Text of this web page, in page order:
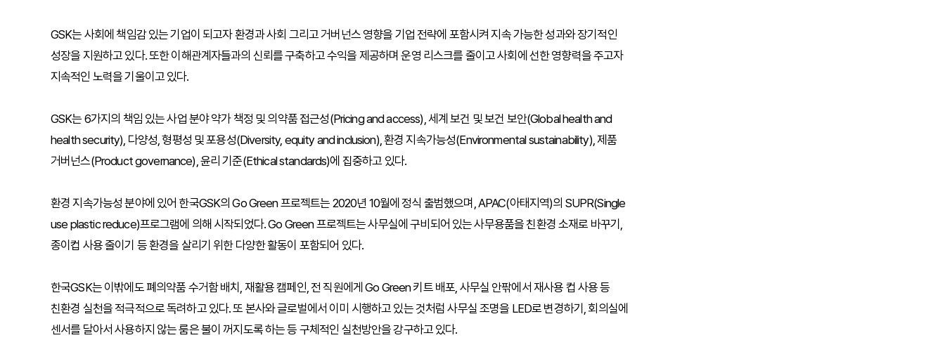
GSK는 사회에 책임감 있는 기업이 되고자 환경과 사회 그리고 거버넌스 영향을 기업 전략에 포함시켜 지속 가능한 성과와 장기적인
성장을 지원하고 있다. 또한 이해관계자들과의 신뢰를 구축하고 수익을 제공하며 운영 리스크를 줄이고 사회에 선한 영향력을 주고자
지속적인 노력을 기울이고 있다.
GSK는 6가지의 책임 있는 사업 분야 약가 책정 및 의약품 접근성(Pricing and access), 세계 보건 및 보건 보안(Global health and
health security), 다양성, 형평성 및 포용성(Diversity, equity and inclusion), 환경 지속가능성(Environmental sustainability), 제품
거버넌스(Product governance), 윤리 기준(Ethical standards)에 집중하고 있다.
환경 지속가능성 분야에 있어 한국GSK의 Go Green 프로젝트는 2020년 10월에 정식 출범했으며, APAC(아태지역)의 SUPR(Single
use plastic reduce)프로그램에 의해 시작되었다. Go Green 프로젝트는 사무실에 구비되어 있는 사무용품을 친환경 소재로 바꾸기,
종이컵 사용 줄이기 등 환경을 살리기 위한 다양한 활동이 포함되어 있다.
한국GSK는 이밖에도 폐의약품 수거함 배치, 재활용 캠페인, 전 직원에게 Go Green 키트 배포, 사무실 안팎에서 재사용 컵 사용 등
친환경 실천을 적극적으로 독려하고 있다. 또 본사와 글로벌에서 이미 시행하고 있는 것처럼 사무실 조명을 LED로 변경하기, 회의실에
센서를 달아서 사용하지 않는 룸은 불이 꺼지도록 하는 등 구체적인 실천방안을 강구하고 있다.